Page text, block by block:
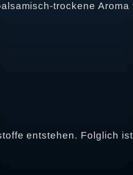
trockene Aroma
entstehen. Folglich